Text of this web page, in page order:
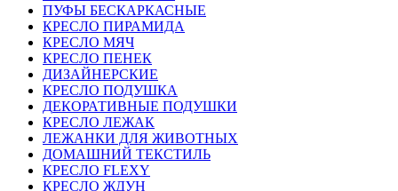
ПУФЫ БЕСКАРКАСНЫЕ
КРЕСЛО ПИРАМИДА
КРЕСЛО МЯЧ
КРЕСЛО ПЕНЕК
ДИЗАЙНЕРСКИЕ
КРЕСЛО ПОДУШКА
ДЕКОРАТИВНЫЕ ПОДУШКИ
КРЕСЛО ЛЕЖАК
ЛЕЖАНКИ ДЛЯ ЖИВОТНЫХ
ДОМАШНИЙ ТЕКСТИЛЬ
КРЕСЛО FLEXY
КРЕСЛО ЖДУН